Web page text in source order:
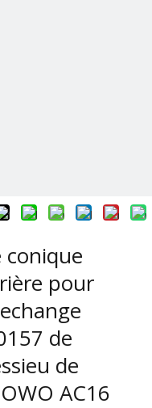
conique
pour
de
de
AC16